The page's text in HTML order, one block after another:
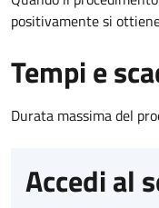
positivamente si
Tempi e
Durata massima del
Accedi al